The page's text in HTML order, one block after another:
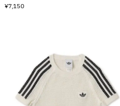
¥7,150